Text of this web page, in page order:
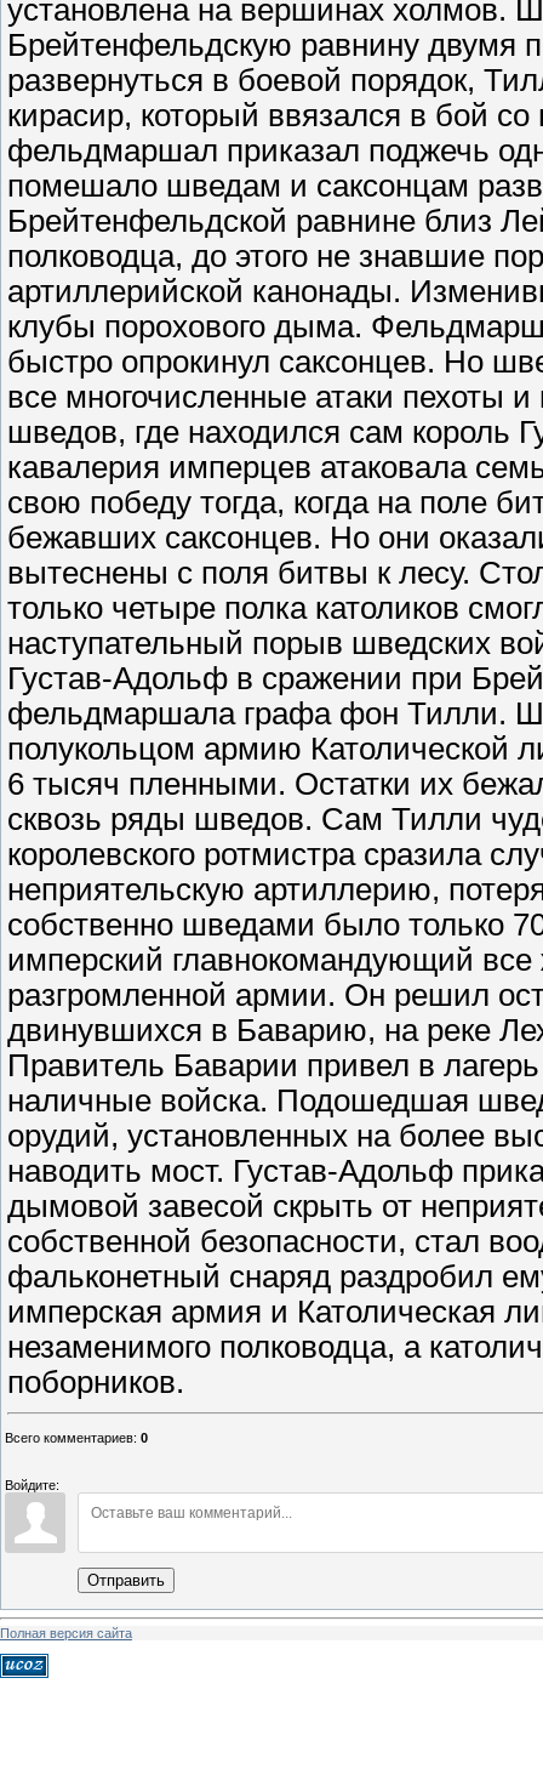
Всего комментариев: 0
Войдите:
Отправить
Полная версия сайта